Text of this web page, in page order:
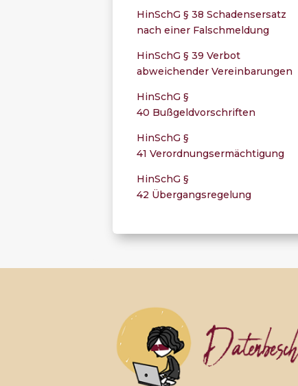
HinSchG § 38 Schadensersatz
nach einer Falschmeldung
HinSchG § 39 Verbot
abweichender Vereinbarungen
HinSchG §
40 Bußgeldvorschriften
HinSchG §
41 Verordnungsermächtigung
HinSchG §
42 Übergangsregelung